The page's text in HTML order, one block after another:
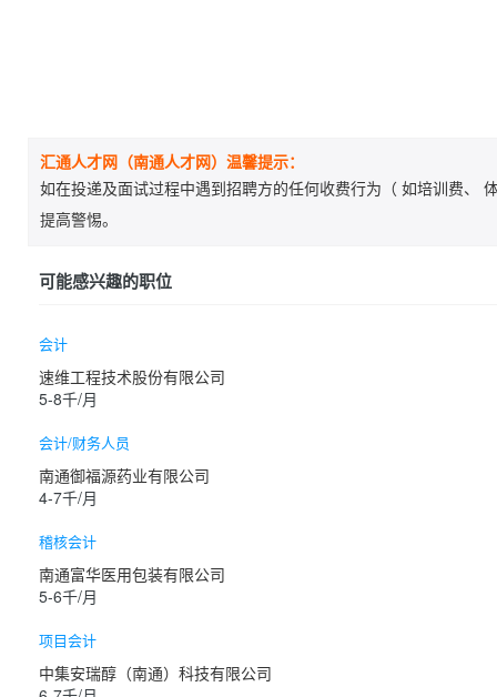
汇通人才网（南通人才网）温馨提示：
如在投递及面试过程中遇到招聘方的任何收费行为（ 如培训费、
提高警惕。
可能感兴趣的职位
会计
速维工程技术股份有限公司
5-8千/月
会计/财务人员
南通御福源药业有限公司
4-7千/月
稽核会计
南通富华医用包装有限公司
5-6千/月
项目会计
中集安瑞醇（南通）科技有限公司